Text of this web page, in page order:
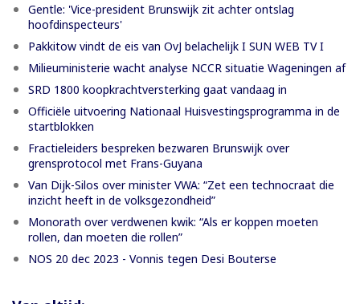
Gentle: 'Vice-president Brunswijk zit achter ontslag
hoofdinspecteurs'
Pakkitow vindt de eis van OvJ belachelijk I SUN WEB TV I
Milieuministerie wacht analyse NCCR situatie Wageningen af
SRD 1800 koopkrachtversterking gaat vandaag in
Officiële uitvoering Nationaal Huisvestingsprogramma in de
startblokken
Fractieleiders bespreken bezwaren Brunswijk over
grensprotocol met Frans-Guyana
Van Dijk-Silos over minister VWA: “Zet een technocraat die
inzicht heeft in de volksgezondheid”
Monorath over verdwenen kwik: “Als er koppen moeten
rollen, dan moeten die rollen”
NOS 20 dec 2023 - Vonnis tegen Desi Bouterse